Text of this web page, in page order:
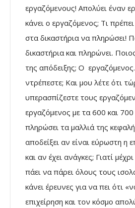
εργαζόμενους! Απολύει έναν
κάνει ο εργαζόμενος; Τι
στα δικαστήρια να πληρώσει!
δικαστήρια και πληρώνει.
της απόδειξης; Ο
ντρέπεστε; Και μου λέτε ότι
υπερασπίζεστε τους
εργαζόμενος με τα 600 και
πληρώσει τα μαλλιά της
αποδείξει αν είναι εύρωστη η
και αν έχει ανάγκες; Γιατί
πάει να πάρει όλους τους
κάνει έρευνες για να πει ότι
επιχείρηση και τον κόσμο